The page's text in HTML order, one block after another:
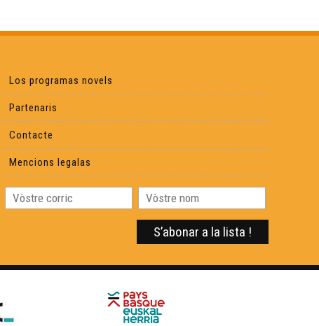
La Pòrta deu Calhau - Òcciclopedia
Lo Teatre Gran - Òcciclopedia
L'estadi Lescure - Òcciclopedia
La Festa de la Sent Joan - Òcciclopedia
Lo Brisa-Pè - Òcciclopedia
L'UBB - Òcciclopedia
Los programas novels
Partenaris
Contacte
Mencions legalas